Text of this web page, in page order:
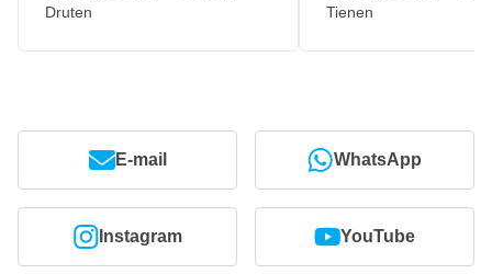
Druten
Tienen
E-mail WhatsApp
Instagram YouTube